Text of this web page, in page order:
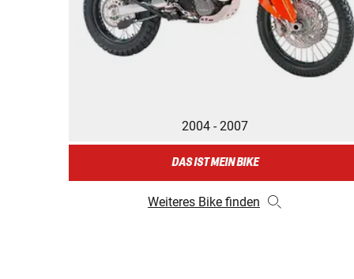
2004 - 2007
DAS IST MEIN BIKE
Weiteres Bike finden